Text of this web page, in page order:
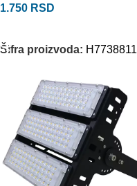
1.750 RSD
Šifra proizvoda: H7738811